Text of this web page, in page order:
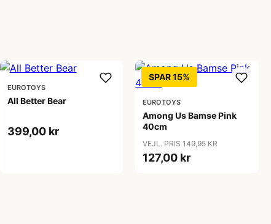
EUROTOYS
All Better Bear
399,00 kr
SPAR 15%
EUROTOYS
Among Us Bamse Pink
40cm
VEJL. PRIS 149,95 KR
127,00 kr